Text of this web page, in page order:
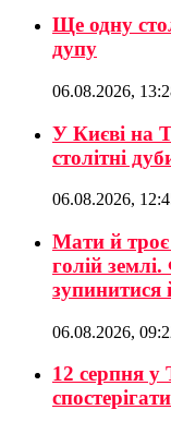
Ще одну
дупу
06.08.2026,
У Києві на
столітні
06.08.2026,
Мати й
голій
зупинитися
06.08.2026,
12 серпня у